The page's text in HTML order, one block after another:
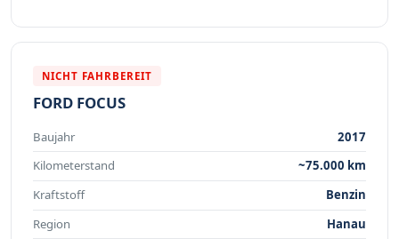
NICHT FAHRBEREIT
FORD FOCUS
Baujahr
2017
Kilometerstand
~75.000 km
Kraftstoff
Benzin
Region
Hanau